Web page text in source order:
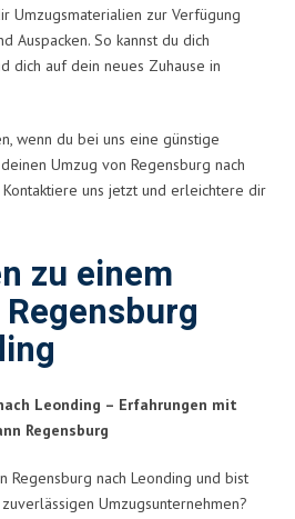
Umzugsmaterialien zur Verfügung
Auspacken. So kannst du dich
dich auf dein neues Zuhause in
wenn du bei uns eine günstige
Umzug von Regensburg nach
uns jetzt und erleichtere dir
zu einem
Leonding – Erfahrungen mit
Regensburg
Regensburg nach Leonding und bist
Umzugsunternehmen?